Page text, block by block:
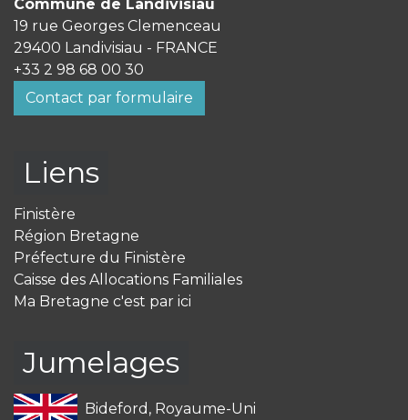
Commune de Landivisiau
19 rue Georges Clemenceau
29400 Landivisiau - FRANCE
+33 2 98 68 00 30
Contact par formulaire
Liens
Finistère
Région Bretagne
Préfecture du Finistère
Caisse des Allocations Familiales
Ma Bretagne c'est par ici
Jumelages
Bideford, Royaume-Uni